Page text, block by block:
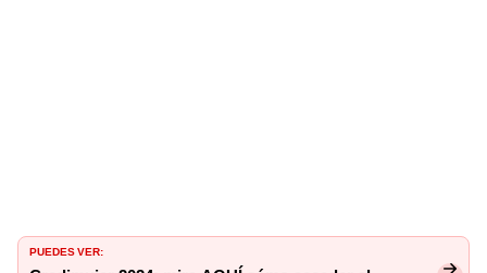
PUEDES VER: